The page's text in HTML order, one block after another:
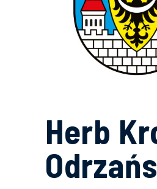
Herb